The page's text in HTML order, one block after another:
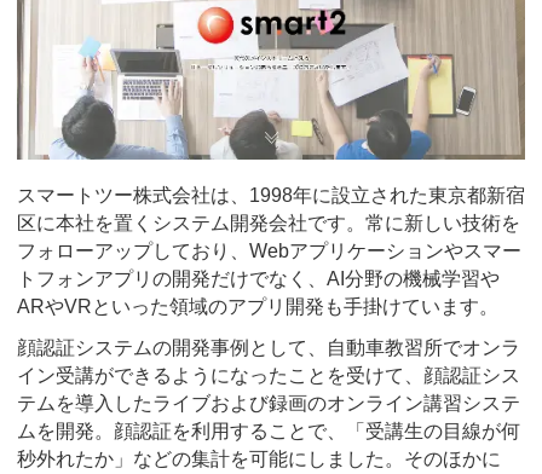
スマートツー株式会社は、1998年に設立された東京都新宿
区に本社を置くシステム開発会社です。常に新しい技術を
フォローアップしており、Webアプリケーションやスマー
トフォンアプリの開発だけでなく、AI分野の機械学習や
ARやVRといった領域のアプリ開発も手掛けています。
顔認証システムの開発事例として、自動車教習所でオンラ
イン受講ができるようになったことを受けて、顔認証シス
テムを導入したライブおよび録画のオンライン講習システ
ムを開発。顔認証を利用することで、「受講生の目線が何
秒外れたか」などの集計を可能にしました。そのほかに